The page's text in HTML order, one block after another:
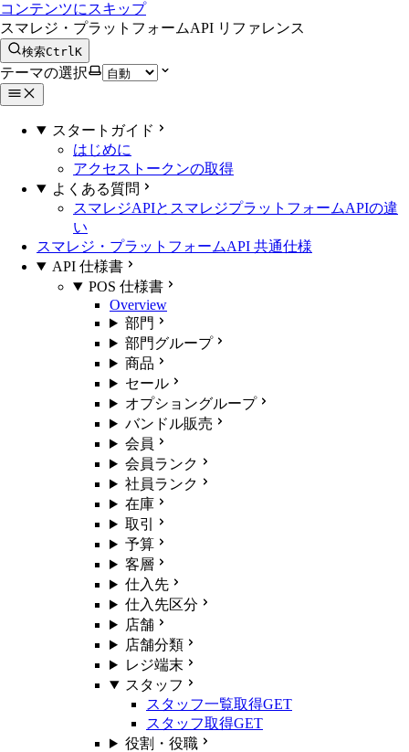
コンテンツにスキップ
スマレジ・プラットフォームAPI リファレンス
検索CtrlK
テーマの選択
スタートガイド
はじめに
アクセストークンの取得
よくある質問
スマレジAPIとスマレジプラットフォームAPIの違
い
スマレジ・プラットフォームAPI 共通仕様
API 仕様書
POS 仕様書
Overview
部門
部門グループ
商品
セール
オプショングループ
バンドル販売
会員
会員ランク
社員ランク
在庫
取引
予算
客層
仕入先
仕入先区分
店舗
店舗分類
レジ端末
スタッフ
スタッフ一覧取得GET
スタッフ取得GET
役割・役職